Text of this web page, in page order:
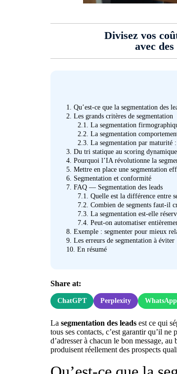
Divisez vos
avec
1. Qu’est-ce que la segmentation des
2. Les grands critères de segmentation
2.1. La segmentation
2.2. La segmentation
2.3. La segmentation par maturité
3. Du tri statique au scoring dynamique
4. Pourquoi l’IA révolutionne la
5. Mettre en place une segmentation
6. Segmentation et conformité
7. FAQ — Segmentation des leads
7.1. Quelle est la différence entre
7.2. Combien de segments faut-il
7.3. La segmentation est-elle
7.4. Peut-on automatiser
8. Exemple : segmenter pour mieux
9. Les erreurs de segmentation à éviter
10. En résumé
Share at:
ChatGPT Perplexity WhatsApp
La segmentation des leads est ce qui
tous ses contacts, c’est garantir qu’il
d’adresser à chacun le bon message,
produisent réellement des prospects